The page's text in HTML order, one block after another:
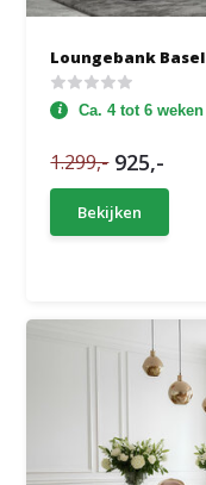
Loungebank Basel
Ca. 4 tot 6 weken
1.299,- 925,-
Bekijken